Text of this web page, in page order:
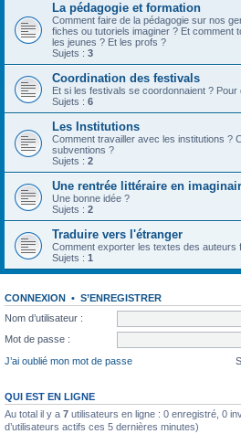
La pédagogie et formation
Comment faire de la pédagogie sur nos
fiches ou tutoriels imaginer ? Et comment
les jeunes ? Et les profs ?
Sujets : 3
Coordination des festivals
Et si les festivals se coordonnaient ? Pour
Sujets : 6
Les Institutions
Comment travailler avec les institutions ?
subventions ?
Sujets : 2
Une rentrée littéraire en
Une bonne idée ?
Sujets : 2
Traduire vers l'étranger
Comment exporter les textes des auteurs
Sujets : 1
CONNEXION • S’ENREGISTRER
Nom d’utilisateur :
Mot de passe :
J’ai oublié mon mot de passe
QUI EST EN LIGNE
Au total il y a 7 utilisateurs en ligne : 0 enregistré, 0
d’utilisateurs actifs ces 5 dernières minutes)